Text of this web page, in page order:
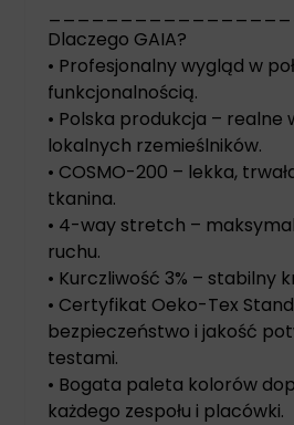
Dlaczego GAIA?
• Profesjonalny wygląd w
funkcjonalnością.
• Polska produkcja – realne
lokalnych rzemieślników.
• COSMO-200 – lekka,
tkanina.
• 4-way stretch –
ruchu.
• Kurczliwość 3% – stabilny
• Certyfikat Oeko-Tex
bezpieczeństwo i jakość
testami.
• Bogata paleta kolorów
każdego zespołu i placówki.